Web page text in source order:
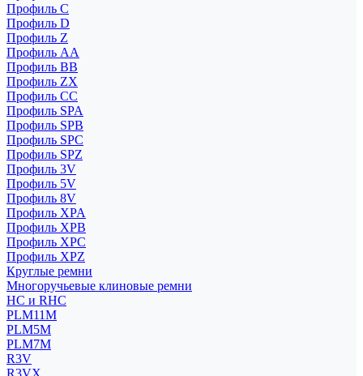
Профиль C
Профиль D
Профиль Z
Профиль АА
Профиль BB
Профиль ZX
Профиль CC
Профиль SPA
Профиль SPB
Профиль SPC
Профиль SPZ
Профиль 3V
Профиль 5V
Профиль 8V
Профиль XPA
Профиль XPB
Профиль XPC
Профиль XPZ
Круглые ремни
Многоручьевые клиновые ремни
HC и RHC
PLM11M
PLM5M
PLM7M
R3V
R3VX